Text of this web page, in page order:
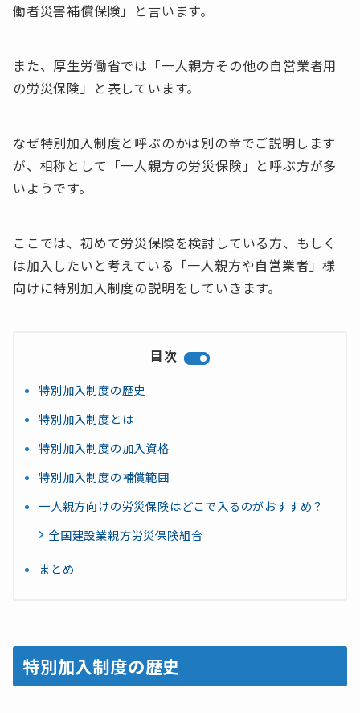
働者災害補償保険」と言います。
また、厚生労働省では「一人親方その他の自営業者用
の労災保険」と表しています。
なぜ特別加入制度と呼ぶのかは別の章でご説明します
が、相称として「一人親方の労災保険」と呼ぶ方が多
いようです。
ここでは、初めて労災保険を検討している方、もしく
は加入したいと考えている「一人親方や自営業者」様
向けに特別加入制度の説明をしていきます。
目次
特別加入制度の歴史
特別加入制度とは
特別加入制度の加入資格
特別加入制度の補償範囲
一人親方向けの労災保険はどこで入るのがおすすめ？
全国建設業親方労災保険組合
まとめ
特別加入制度の歴史